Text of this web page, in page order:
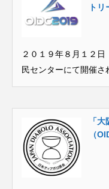
トリ
２０１９年８月１２
民センターにて開催さ
「
（